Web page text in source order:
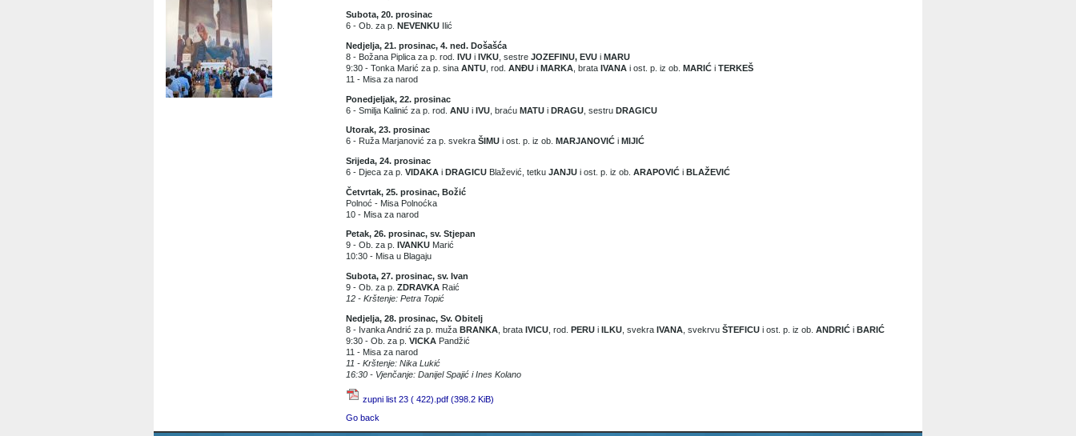
Subota, 20. prosinac
6 - Ob. za p.
NEVENKU Ilić
Nedjelja, 21. prosinac, 4. ned. Došašća
8 - Božana Piplica za p. rod. IVU i IVKU , sestre JOZEFINU, EVU i MARU
9:30 - Tonka Marić za p. sina ANTU , rod. ANĐU i MARKA , brata IVANA i ost. p. iz ob. MARIĆ i TERKEŠ
11 - Misa za narod
Ponedjeljak, 22. prosinac
6 - Smilja Kalinić za p. rod. ANU i IVU , braću MATU i DRAGU , sestru DRAGICU
Utorak, 23. prosinac
6 - Ruža Marjanović za p. svekra ŠIMU i ost. p. iz ob. MARJANOVIĆ i MIJIĆ
Srijeda, 24. prosinac
6 - Djeca za p. VIDAKA i DRAGICU Blažević, tetku JANJU i ost. p. iz ob. ARAPOVIĆ i BLAŽEVIĆ
Četvrtak, 25. prosinac, Božić
Polnoć - Misa Polnoćka
10 - Misa za narod
Petak, 26. prosinac, sv. Stjepan
9 - Ob. za p.
IVANKU Marić
10:30 - Misa u Blagaju
Subota, 27. prosinac, sv. Ivan
9 - Ob. za p. ZDRAVKA Raić
12 - Krštenje: Petra Topić
Nedjelja, 28. prosinac, Sv. Obitelj
8 - Ivanka Andrić za p. muža BRANKA , brata IVICU , rod. PERU i ILKU , svekra IVANA , svekrvu ŠTEFICU i ost. p. iz ob. ANDRIĆ i BARIĆ
9:30 - Ob. za p. VICKA Pandžić
11 - Misa za narod
11 - Krštenje: Nika Lukić
16:30 - Vjenčanje: Danijel Spajić i Ines Kolano
zupni list 23 ( 422).pdf (398.2 KiB)
Go back